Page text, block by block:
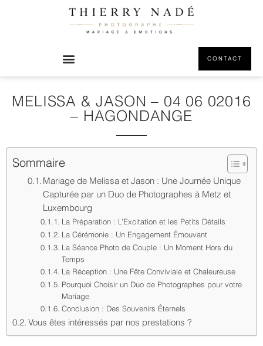
CONTACT
MELISSA & JASON – 04 06 02016
– HAGONDANGE
Sommaire
Mariage de Melissa et Jason : Une Journée Unique
Capturée par un Duo de Photographes à Metz et
Luxembourg
La Préparation : L’Excitation et les Petits Détails
La Cérémonie : Un Engagement Émouvant
La Séance Photo de Couple : Un Moment Hors du
Temps
La Réception : Une Fête Conviviale et Chaleureuse
Pourquoi Choisir un Duo de Photographes pour votre
Mariage
Conclusion : Des Souvenirs Éternels
Vous êtes intéressés par nos prestations ?